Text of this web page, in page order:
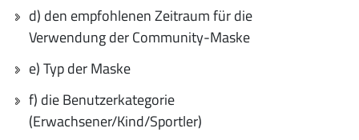
d) den empfohlenen Zeitraum für die
Verwendung der Community-Maske
e) Typ der Maske
f) die Benutzerkategorie
(Erwachsener/Kind/Sportler)